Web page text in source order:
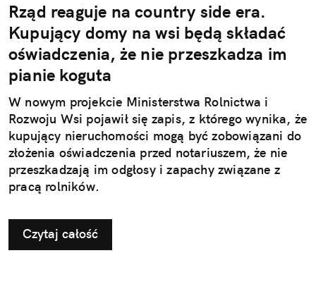
Rząd reaguje na country side era.
Kupujący domy na wsi będą składać
oświadczenia, że nie przeszkadza im
pianie koguta
W nowym projekcie Ministerstwa Rolnictwa i
Rozwoju Wsi pojawił się zapis, z którego wynika, że
kupujący nieruchomości mogą być zobowiązani do
złożenia oświadczenia przed notariuszem, że nie
przeszkadzają im odgłosy i zapachy związane z
pracą rolników.
Czytaj całość